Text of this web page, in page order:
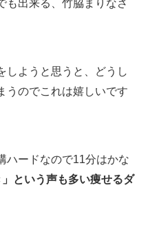
も出来る、竹脇まりなさ
しようと思うと、どうし
うのでこれは嬉しいです
ハードなので11分はかな
」という声も多い痩せるダ